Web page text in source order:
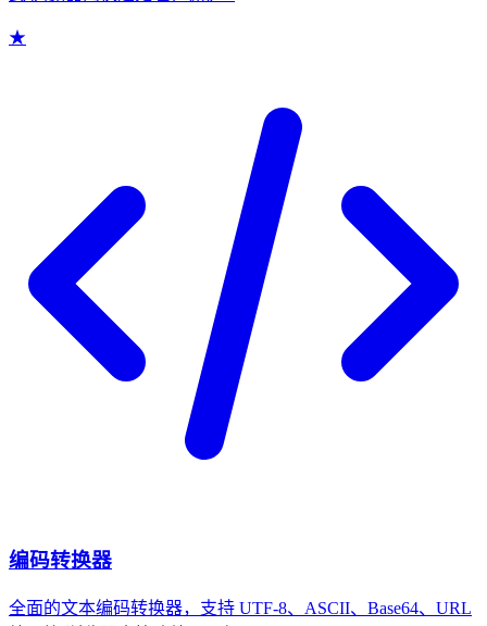
★
编码转换器
全面的文本编码转换器，支持 UTF-8、ASCII、Base64、URL